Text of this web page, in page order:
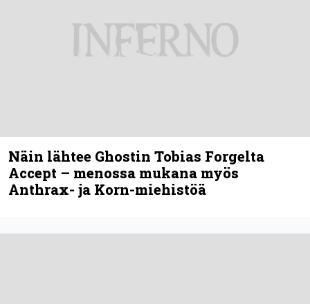
Näin lähtee Ghostin Tobias Forgelta
Accept – menossa mukana myös
Anthrax- ja Korn-miehistöä